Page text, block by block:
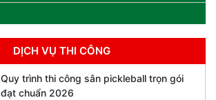
DỊCH VỤ THI CÔNG
Quy trình thi công sân pickleball trọn gói
đạt chuẩn 2026